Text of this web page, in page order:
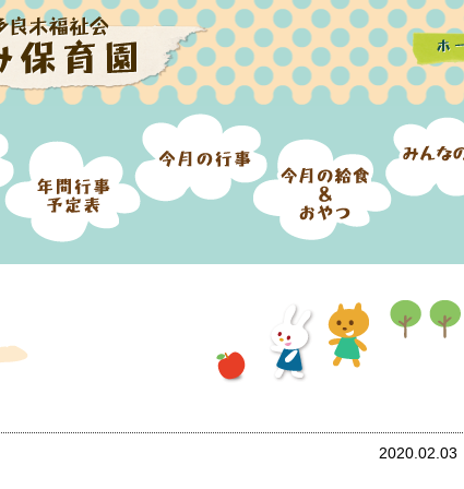
2020.02.03